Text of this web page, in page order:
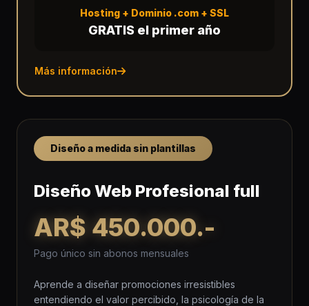
Hosting + Dominio .com + SSL
GRATIS el primer año
Más información
Diseño a medida sin plantillas
Diseño Web Profesional full
AR$ 450.000.-
Pago único sin abonos mensuales
Aprende a diseñar promociones irresistibles
entendiendo el valor percibido, la psicología de la